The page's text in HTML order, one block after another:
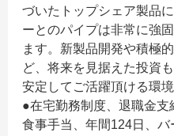
づいたトップシェア製品
ーとのパイプは非常に強
ます。新製品開発や積極
ど、将来を見据えた投資
安定してご活躍頂ける環
●在宅勤務制度、退職金支
食事手当、年間124日、